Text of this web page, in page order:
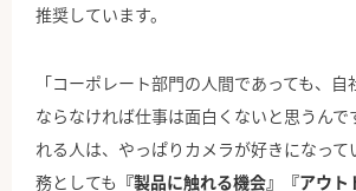
推奨しています。
「コーポレート部門の人間であっても、
ならなければ仕事は面白くないと思うんで
れる人は、やっぱりカメラが好きになっ
務としても 『製品に触れる機会』『アウ